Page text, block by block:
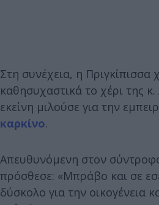
Στη συνέχεια, η Πριγκίπισσα
καθησυχαστικά το χέρι της
εκείνη μιλούσε για την
καρκίνο.
Απευθυνόμενη στον
πρόσθεσε: «Μπράβο και σε
δύσκολο για την οικογένεια